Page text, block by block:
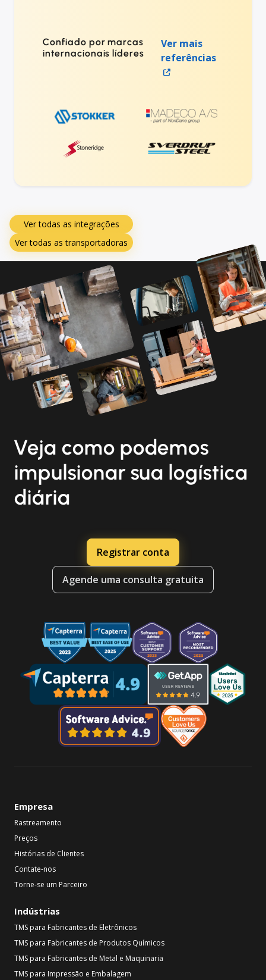
Confiado por marcas
internacionais líderes
Ver mais
referências
Ver todas as integrações
Ver todas as transportadoras
Veja como podemos
impulsionar sua logística
diária
Registrar conta
Agende uma consulta gratuita
Empresa
Rastreamento
Preços
Histórias de Clientes
Contate-nos
Torne-se um Parceiro
Indústrias
TMS para Fabricantes de Eletrônicos
TMS para Fabricantes de Produtos Químicos
TMS para Fabricantes de Metal e Maquinaria
TMS para Impressão e Embalagem